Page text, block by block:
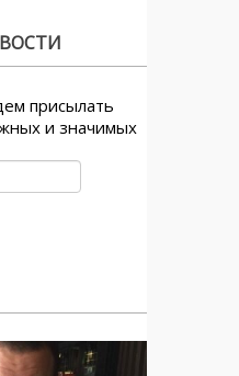
присылать
и значимых